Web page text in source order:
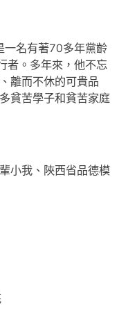
一名有著70多年黨齡
者。多年來，他不忘
離而不休的可貴品
貧苦學子和貧苦家庭
小我、陜西省品德模